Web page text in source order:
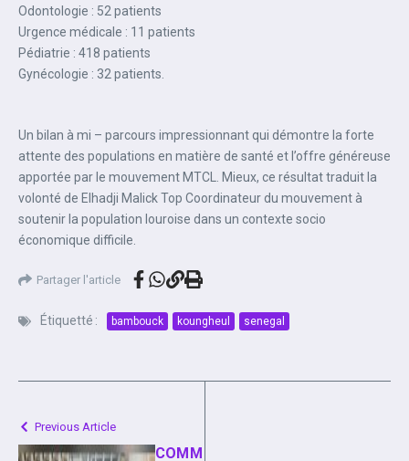
Odontologie : 52 patients
Urgence médicale : 11 patients
Pédiatrie : 418 patients
Gynécologie : 32 patients.
Un bilan à mi – parcours impressionnant qui démontre la forte
attente des populations en matière de santé et l’offre généreuse
apportée par le mouvement MTCL. Mieux, ce résultat traduit la
volonté de Elhadji Malick Top Coordinateur du mouvement à
soutenir la population louroise dans un contexte socio
économique difficile.
Partager l'article
Étiquetté : bambouck koungheul senegal
Previous Article
COMM